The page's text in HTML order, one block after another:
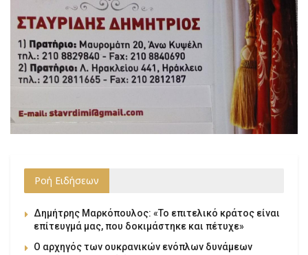
Ροή Ειδήσεων
Δημήτρης Μαρκόπουλος: «Το επιτελικό κράτος είναι
επίτευγμά μας, που δοκιμάστηκε και πέτυχε»
Ο αρχηγός των ουκρανικών ενόπλων δυνάμεων